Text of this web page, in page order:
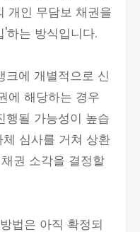
개인 무담보 채권을
하는 방식입니다.
크에 개별적으로 신
에 해당하는 경우
행될 가능성이 높습
심사를 거쳐 상환
권 소각을 결정할
법은 아직 확정되